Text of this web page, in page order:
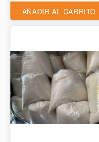
AÑADIR AL CARRITO